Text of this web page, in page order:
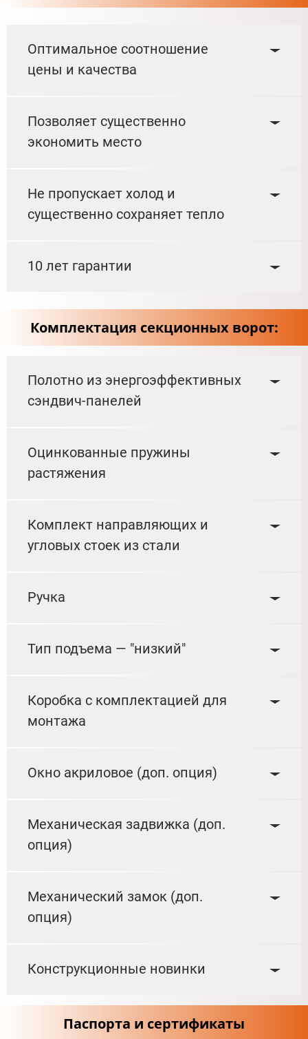
Оптимальное соотношение
цены и качества
Позволяет существенно
экономить место
Не пропускает холод и
существенно сохраняет тепло
10 лет гарантии
Комплектация секционных ворот:
Полотно из энергоэффективных
сэндвич-панелей
Оцинкованные пружины
растяжения
Комплект направляющих и
угловых стоек из стали
Ручка
Тип подъема — "низкий"
Коробка с комплектацией для
монтажа
Окно акриловое (доп. опция)
Механическая задвижка (доп.
опция)
Механический замок (доп.
опция)
Конструкционные новинки
Паспорта и сертификаты